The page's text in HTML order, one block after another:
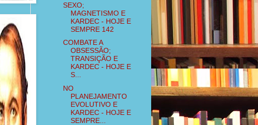
SEXO;
MAGNETISMO E
KARDEC - HOJE E
SEMPRE 142
COMBATE A
OBSESSÃO;
TRANSIÇÃO E
KARDEC - HOJE E
S...
NO
PLANEJAMENTO
EVOLUTIVO E
KARDEC - HOJE E
SEMPRE...